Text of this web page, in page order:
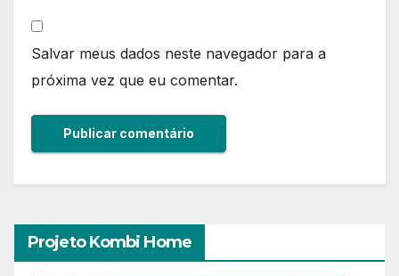
Salvar meus dados neste navegador para a
próxima vez que eu comentar.
Projeto Kombi Home